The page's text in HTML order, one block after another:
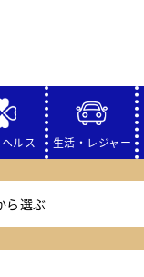
ルス 生活・レジャー
ら選ぶ